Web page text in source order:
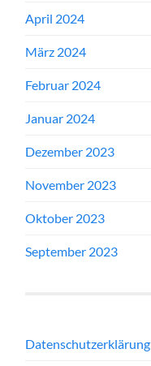
April 2024
März 2024
Februar 2024
Januar 2024
Dezember 2023
November 2023
Oktober 2023
September 2023
Datenschutzerklärung